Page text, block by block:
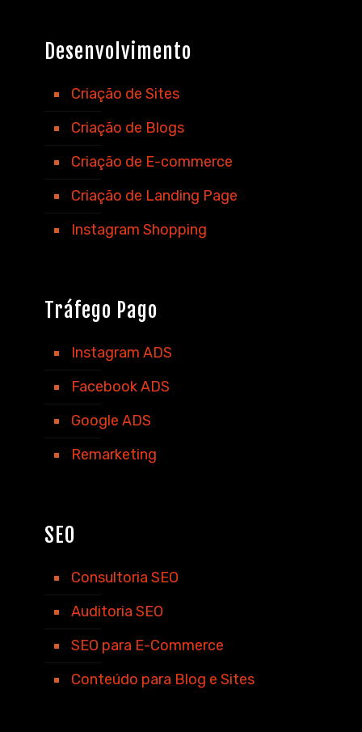
Desenvolvimento
Criação de Sites
Criação de Blogs
Criação de E-commerce
Criação de Landing Page
Instagram Shopping
Tráfego Pago
Instagram ADS
Facebook ADS
Google ADS
Remarketing
SEO
Consultoria SEO
Auditoria SEO
SEO para E-Commerce
Conteúdo para Blog e Sites